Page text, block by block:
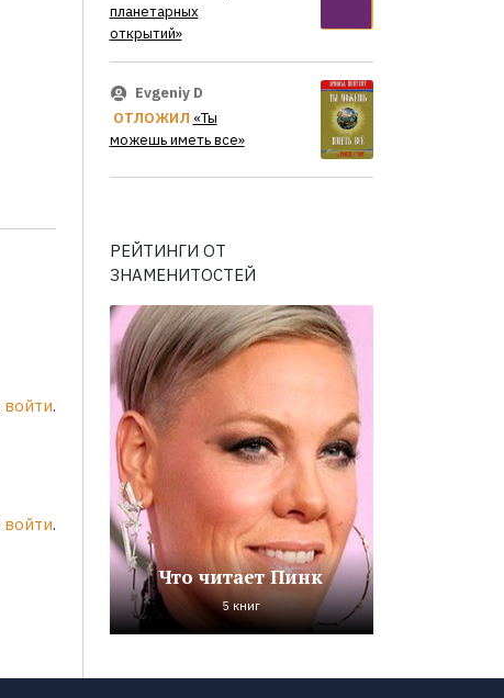
войти.
войти.
планетарных
открытий»
Evgeniy D
ОТЛОЖИЛ «Ты
можешь иметь все»
РЕЙТИНГИ ОТ
ЗНАМЕНИТОСТЕЙ
Что читает Пинк
5 книг